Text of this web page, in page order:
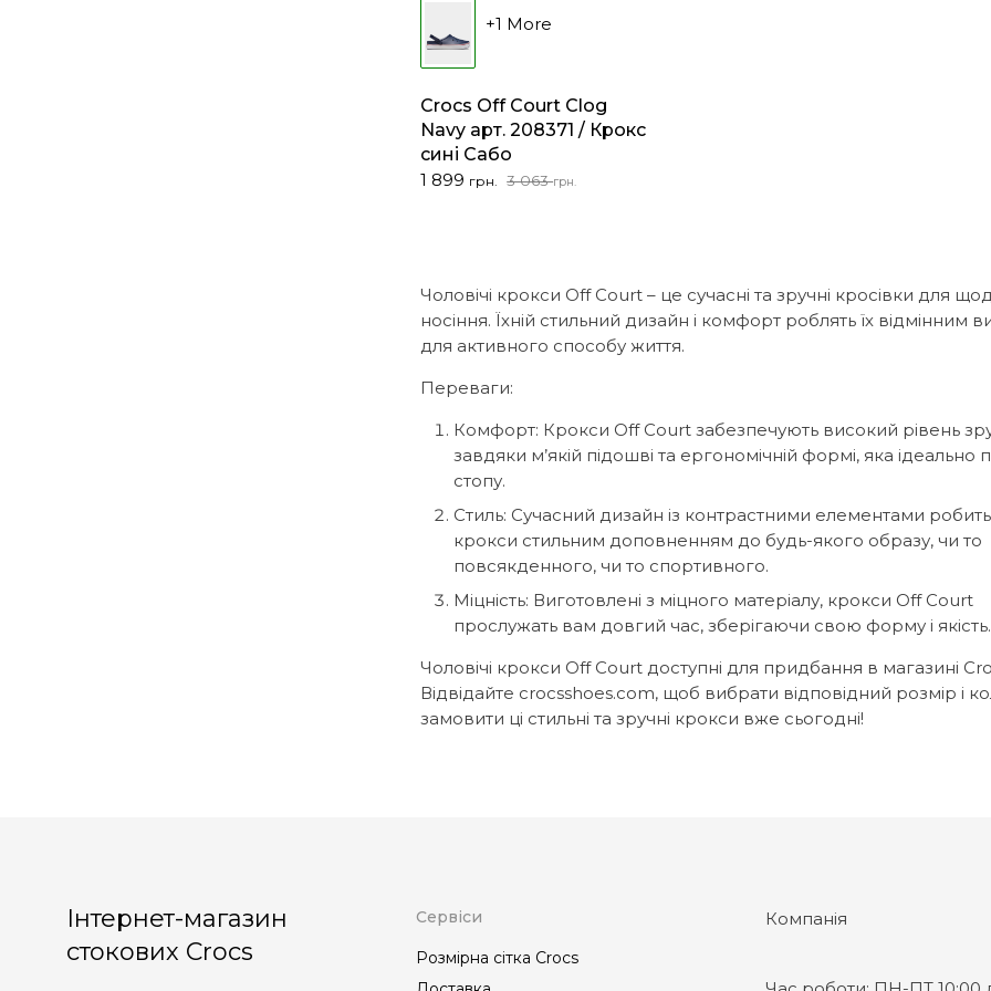
Чоловічі крокси Off Court – це сучасні та зручні кросівки для
носіння. Їхній стильний дизайн і комфорт роблять їх відмінним
для активного способу життя.
Переваги:
Комфорт: Крокси Off Court забезпечують високий рівень
завдяки м’якій підошві та ергономічній формі, яка ідеально
стопу.
Стиль: Сучасний дизайн із контрастними елементами робить
крокси стильним доповненням до будь-якого образу, чи то
повсякденного, чи то спортивного.
Міцність: Виготовлені з міцного матеріалу, крокси Off Court
прослужать вам довгий час, зберігаючи свою форму і якість.
Чоловічі крокси Off Court доступні для придбання в магазині
Відвідайте crocsshoes.com, щоб вибрати відповідний розмір і
замовити ці стильні та зручні крокси вже сьогодні!
+1 More
Crocs Off Court Clog
Navy арт. 208371 / Крокс
сині Сабо
3 063грн.
Оригінальна
1 899 грн.
Поточна
Інтернет-магазин
стокових Crocs
Сервіси
Розмірна сітка Crocs
Компанія